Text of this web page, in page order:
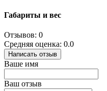
Габариты и вес
Отзывов: 0
Средняя оценка: 0.0
Написать отзыв
Ваше имя
Ваш отзыв